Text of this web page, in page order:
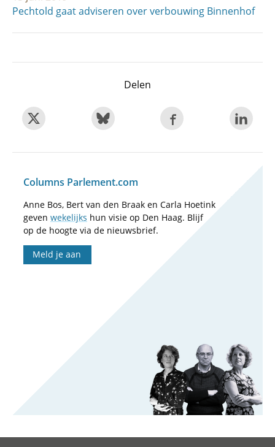
Pechtold gaat adviseren over verbouwing Binnenhof
Delen
Columns Parlement.com
Anne Bos, Bert van den Braak en Carla Hoetink
geven wekelijks hun visie op Den Haag. Blijf
op de hoogte via de nieuwsbrief.
Meld je aan